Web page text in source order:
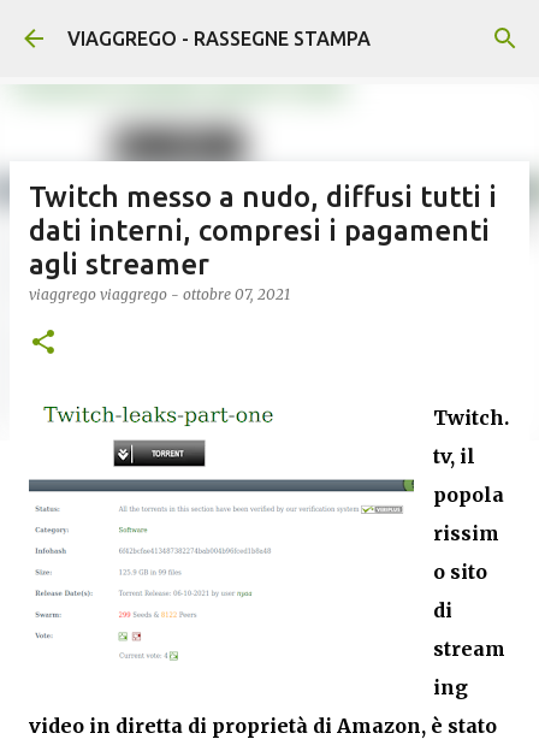
Passa ai contenuti principali
VIAGGREGO - RASSEGNE STAMPA
Twitch messo a nudo, diffusi tutti i
dati interni, compresi i pagamenti
agli streamer
viaggrego viaggrego - ottobre 07, 2021
Twitch.
tv, il
popola
rissim
o sito
di
stream
ing
video in diretta di proprietà di Amazon, è stato